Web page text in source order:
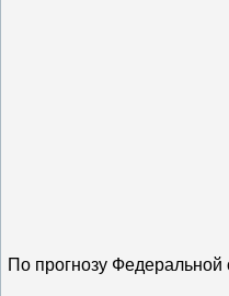
По прогнозу